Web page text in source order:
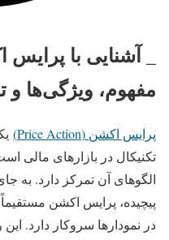
_ آشنایی با
مفهوم، ویژگی‌ها و
پرایس اکشن (Price Action)
تکنیکال در بازارهای مالی
الگوهای آن تمرکز دارد. به
پیچیده، پرایس اکشن
در نمودارها سروکار دارد.